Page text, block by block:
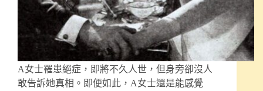
A女士罹患絕症，即將不久人世，但身旁卻沒人
敢告訴她真相。即便如此，A女士還是能感覺